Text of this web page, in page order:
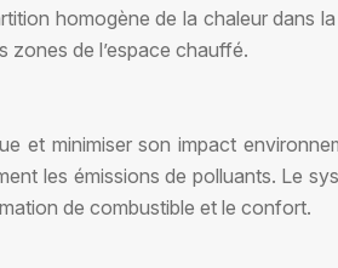
homogène de la chaleur dans
de l’espace chauffé.
et minimiser son impact
les émissions de polluants. Le
de combustible et le confort.